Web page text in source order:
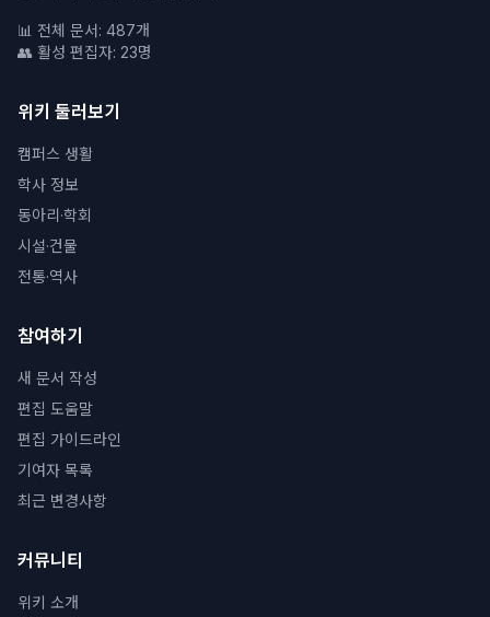
📊 전체 문서: 487개
👥 활성 편집자: 23명
위키 둘러보기
캠퍼스 생활
학사 정보
동아리·학회
시설·건물
전통·역사
참여하기
새 문서 작성
편집 도움말
편집 가이드라인
기여자 목록
최근 변경사항
커뮤니티
위키 소개